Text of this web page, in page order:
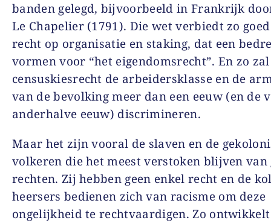
banden gelegd, bijvoorbeeld in Frankrijk
Le Chapelier (1791). Die wet verbiedt zo
recht op organisatie en staking, dat een
vormen voor “het eigendomsrecht”. En zo
censuskiesrecht de arbeidersklasse en de
van de bevolking meer dan een eeuw (en de
anderhalve eeuw) discrimineren.
Maar het zijn vooral de slaven en de
volkeren die het meest verstoken blijven van
rechten. Zij hebben geen enkel recht en de
heersers bedienen zich van racisme om deze
ongelijkheid te rechtvaardigen. Zo